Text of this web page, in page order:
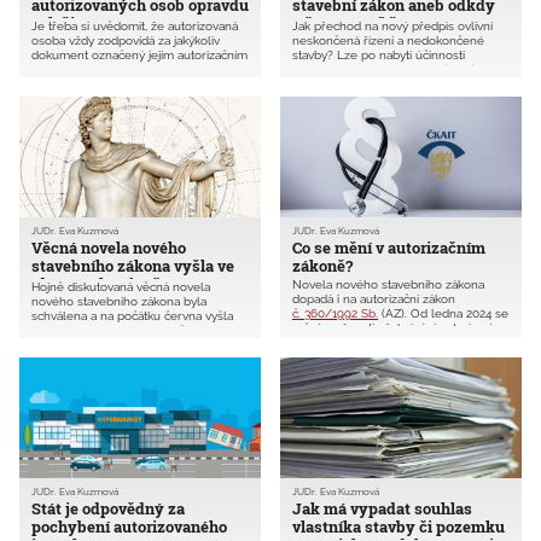
autorizovaných osob opravdu
celoživotní?
Je třeba si uvědomit, že autorizovaná
osoba vždy zodpovídá za jakýkoliv
dokument označený jejím autorizačním
podceňovat. Otázka odpovědnosti se
může za určitých okolností objevit
i desítky let po dokončení stavby.
Přinášíme proto podrobný právní
výklad k profesní odpovědnosti
autorizovaných osob.
stavební zákon aneb odkdy
a čím se v příštím roce 2024
budeme řídit?
Jak přechod na nový předpis ovlivní
neskončená řízení a nedokončené
stavby? Lze po nabytí účinnosti
nového stavebního zákona (NSZ)
mnohem více. Jedno je ale jisté. S NSZ
je spojena velká právní nejistota a ta
ještě nikdy ke zrychlení povolovacího
řízení nepřispěla.
Věcná novela nového
stavebního zákona vyšla ve
Sbírce zákonů v červnu 2023
JUDr. Eva Kuzmová
Hojně diskutovaná věcná novela
nového stavebního zákona byla
schválena a na počátku června vyšla
ve Sbírce zákonů. Jaké změny tato
se budou povolovat i stavby pro
funkčně spojené se stavbou
rodinného domu. Obytná místnost již
nemusí mít přímé větrání a osvětlení.
Lhůta pro vydání rozhodnutí začíná
vždy běžet až od okamžiku, kdy je
žádost bezvadná a kompletní.
Co se mění v autorizačním
zákoně?
JUDr. Eva Kuzmová
Novela nového stavebního zákona
dopadá i na autorizační zákon
č. 360/1992 Sb. (AZ). Od ledna 2024 se
mění možnosti překrývání autorizací
připravuje větší novela autorizačního
zákona. Na výsledném znění
spolupracují obě komory, ČKAIT i ČKA.
Stát je odpovědný za
pochybení autorizovaného
JUDr. Eva Kuzmová
Jak má vypadat souhlas
vlastníka stavby či pozemku
JUDr. Eva Kuzmová